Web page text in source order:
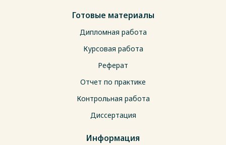
Готовые материалы
Дипломная работа
Курсовая работа
Реферат
Отчет по практике
Контрольная работа
Диссертация
Информация